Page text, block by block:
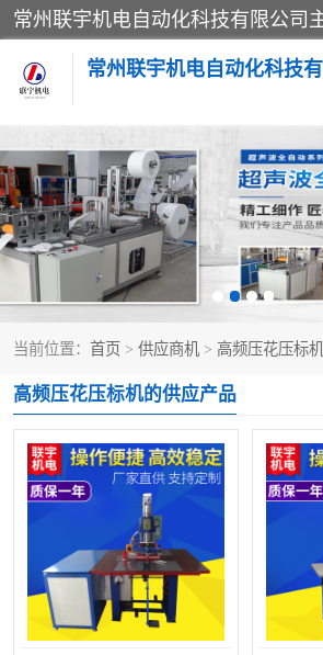
常州联宇机电自动化科技
当前位置： 首页 > 供应商机 > 高频压花压标机
高频压花压标机的供应产品
压花定型机以及压花模具 超声
高频热合机 超声
超声波复合压花机 凹凸
3040凹凸压花机 双头
双头油压凹凸压花机
高频压花压标机 自动
泡壳包装封口机 海绵
其他超声波系列